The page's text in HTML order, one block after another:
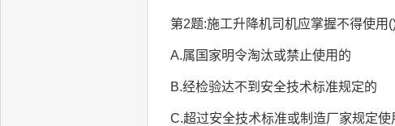
第2题:施工升降机司机应掌握不得使用()
A.属国家明令淘汰或禁止使用的
B.经检验达不到安全技术标准规定的
C.超过安全技术标准或制造厂家规定使